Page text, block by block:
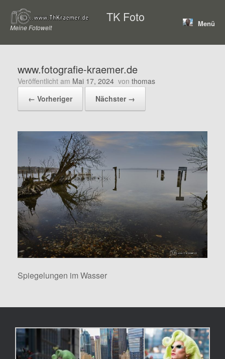
Inhalt
springen
TK Foto
Meine Fotowelt Menü
www.fotografie-kraemer.de
Veröffentlicht am Mai 17, 2024 von thomas
← Vorheriger
Nächster →
Spiegelungen im Wasser